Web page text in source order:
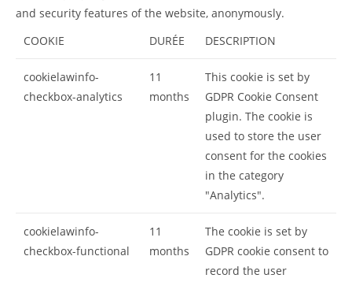
and security features of the website, anonymously.
COOKIE
DURÉE DESCRIPTION
cookielawinfo-
checkbox-analytics
11
months
This cookie is set by
GDPR Cookie Consent
plugin. The cookie is
used to store the user
consent for the cookies
in the category
"Analytics".
cookielawinfo-
checkbox-functional
11
months
The cookie is set by
GDPR cookie consent to
record the user